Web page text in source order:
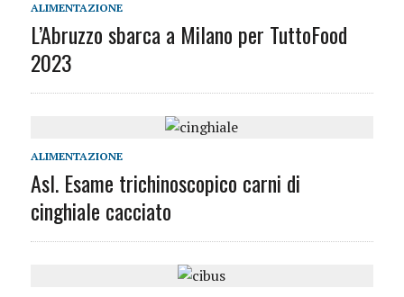
ALIMENTAZIONE
L’Abruzzo sbarca a Milano per TuttoFood
2023
ALIMENTAZIONE
Asl. Esame trichinoscopico carni di
cinghiale cacciato